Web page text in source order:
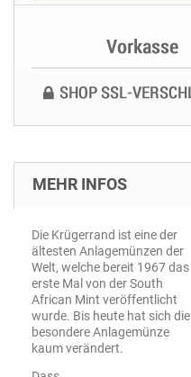
MEHR INFOS
Die Krügerrand ist eine der
ältesten Anlagemünzen der
Welt, welche bereit 1967 das
erste Mal von der South
African Mint veröffentlicht
wurde. Bis heute hat sich die
besondere Anlagemünze
kaum verändert.